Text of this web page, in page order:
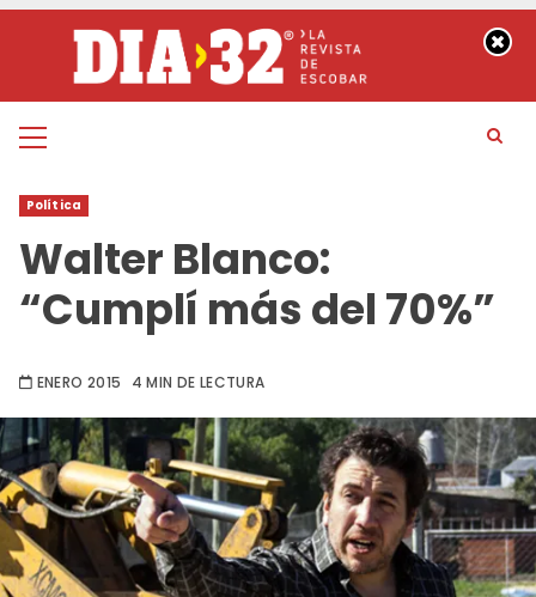
contenido
Menú
Política
Walter Blanco:
“Cumplí más del 70%”
ENERO 2015 4 MIN DE LECTURA